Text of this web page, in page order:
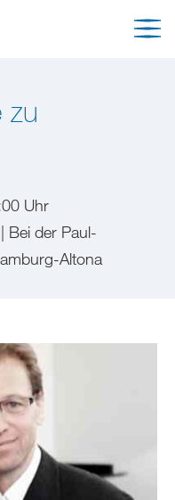
zu
Uhr
Bei der Paul-
Altona